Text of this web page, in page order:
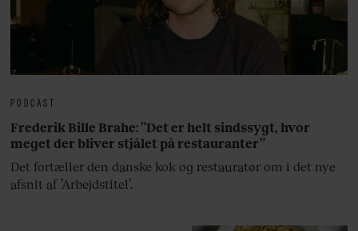
PODCAST
Frederik Bille Brahe: ”Det er helt sindssygt, hvor
meget der bliver stjålet på restauranter”
Det fortæller den danske kok og restauratør om i det nye
afsnit af ’Arbejdstitel’.